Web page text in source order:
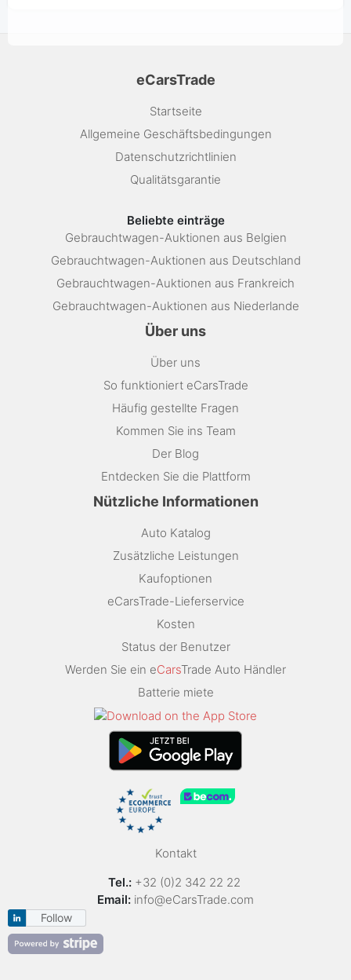
eCarsTrade
Startseite
Allgemeine Geschäftsbedingungen
Datenschutzrichtlinien
Qualitätsgarantie
Beliebte einträge
Gebrauchtwagen-Auktionen aus Belgien
Gebrauchtwagen-Auktionen aus Deutschland
Gebrauchtwagen-Auktionen aus Frankreich
Gebrauchtwagen-Auktionen aus Niederlande
Über uns
Über uns
So funktioniert eCarsTrade
Häufig gestellte Fragen
Kommen Sie ins Team
Der Blog
Entdecken Sie die Plattform
Nützliche Informationen
Auto Katalog
Zusätzliche Leistungen
Kaufoptionen
eCarsTrade-Lieferservice
Kosten
Status der Benutzer
Werden Sie ein eCarsTrade Auto Händler
Batterie miete
Kontakt
Tel.: +32 (0)2 342 22 22
Email: info@eCarsTrade.com
Follow